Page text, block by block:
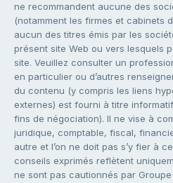
ne recommandent aucune des
(notamment les firmes et cabinets
aucun des titres émis par les
présent site Web ou vers lesquels
site. Veuillez consulter un
en particulier ou d’autres
du contenu (y compris les liens
externes) est fourni à titre
fins de négociation). Il ne vise à
juridique, comptable, fiscal,
autre et l’on ne doit pas s’y fier à
conseils exprimés reflètent
ne sont pas cautionnés par